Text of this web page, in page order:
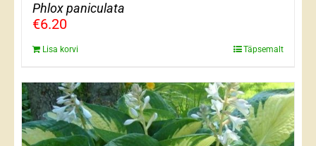
Phlox paniculata
€6.20
Lisa korvi Täpsemalt